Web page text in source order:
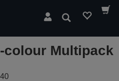
Pesquisar
colour Multipack